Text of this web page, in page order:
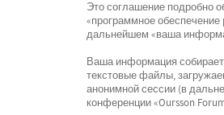
Это соглашение подробно
«программное
дальнейшем «ваша
Ваша информация
текстовые файлы,
анонимной сессии (в
конференции «Oursson